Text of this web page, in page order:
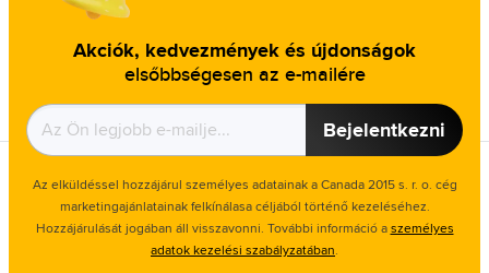
Akciók, kedvezmények és újdonságok
elsőbbségesen az e-mailére
Bejelentkezni
Az elküldéssel hozzájárul személyes adatainak a Canada 2015 s. r. o. cég
marketingajánlatainak felkínálasa céljából történő kezeléséhez.
Hozzájárulását jogában áll visszavonni. További információ aszemélyes
adatok kezelési szabályzatában.